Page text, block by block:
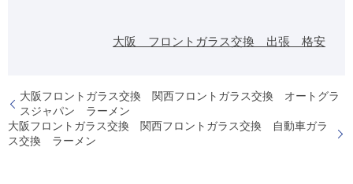
大阪 フロントガラス交換 出張 格安
大阪フロントガラス交換 関西フロントガラス交換 オートグラ
スジャパン ラーメン
大阪フロントガラス交換 関西フロントガラス交換 自動車ガラ
ス交換 ラーメン